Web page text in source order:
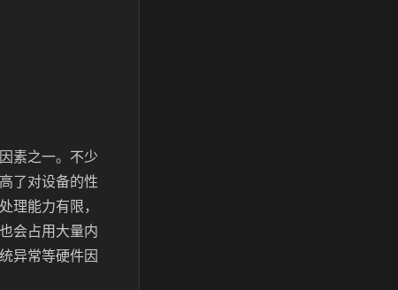
素之一。不少
了对设备的性
理能力有限，
会占用大量内
异常等硬件因